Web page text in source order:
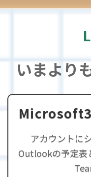
いまより
アカウントに
Outlookの予定表